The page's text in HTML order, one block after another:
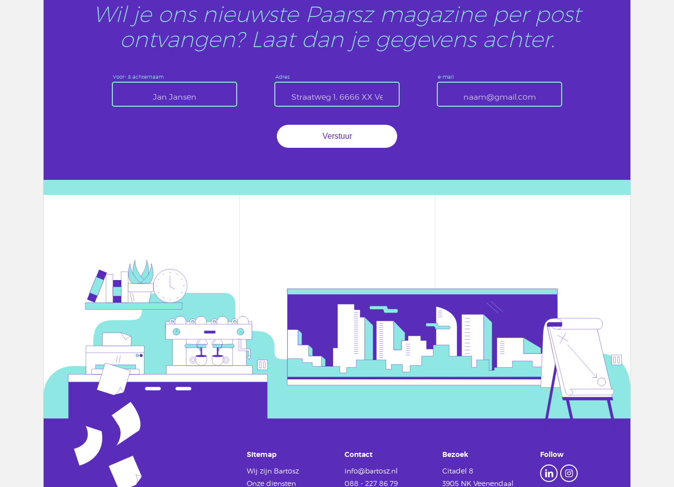
Wil je ons nieuwste Paarsz magazine per post
ontvangen? Laat dan je gegevens achter.
Voor- & achternaam Adres e-mail
Sitemap
Wij zijn Bartosz
Onze diensten
Contact
info@bartosz.nl
088 - 227 86 79
Bezoek
Citadel 8
3905 NK Veenendaal
Follow